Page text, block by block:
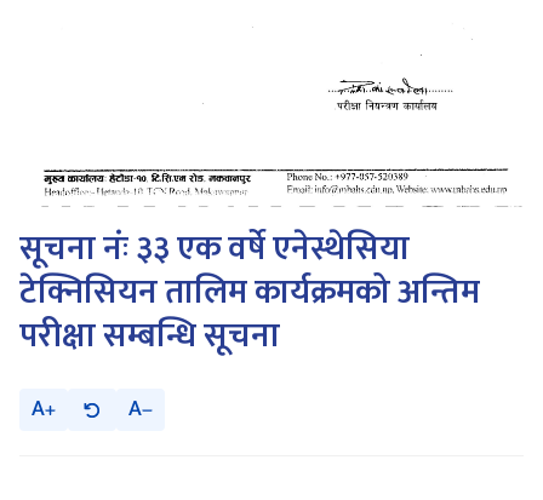
सूचना नंः ३३ एक वर्षे एनेस्थेसिया
टेक्निसियन तालिम कार्यक्रमको अन्तिम
परीक्षा सम्बन्धि सूचना
A A